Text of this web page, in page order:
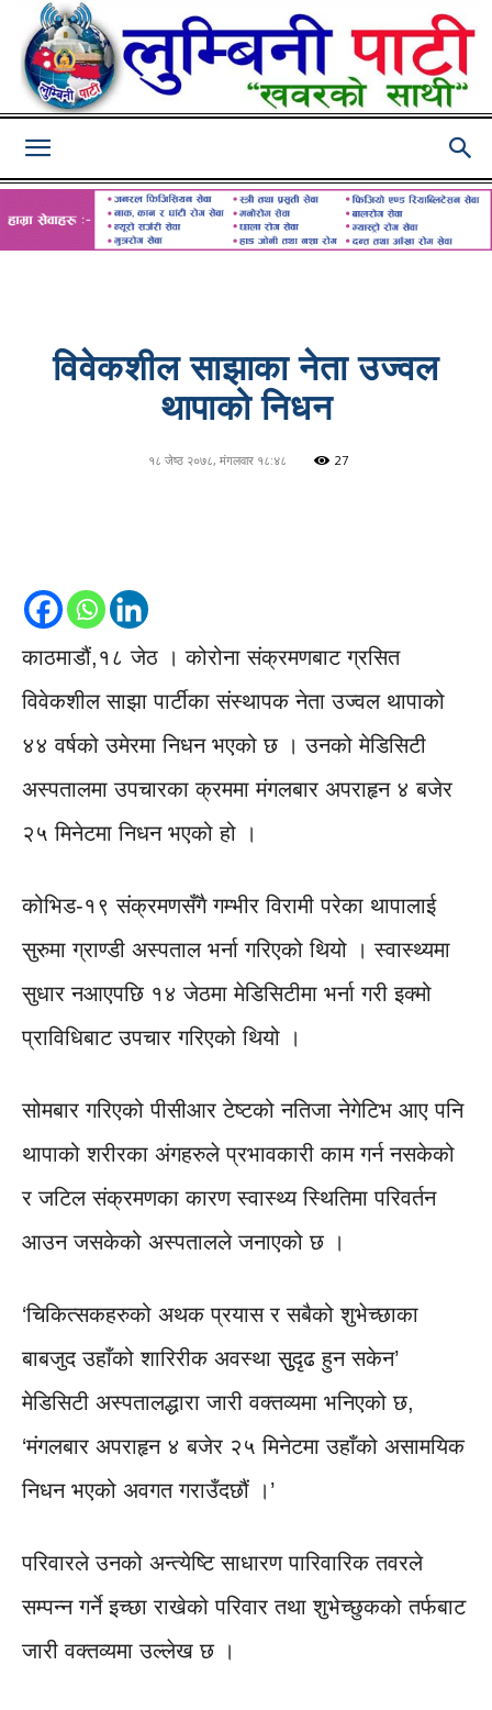
विवेकशील साझाका नेता उज्वल
थापाको निधन
१८ जेष्ठ २०७८, मंगलवार १८:४८ 27
काठमाडौं,१८ जेठ । कोरोना संक्रमणबाट ग्रसित
विवेकशील साझा पार्टीका संस्थापक नेता उज्वल थापाको
४४ वर्षको उमेरमा निधन भएको छ । उनको मेडिसिटी
अस्पतालमा उपचारका क्रममा मंगलबार अपराहृन ४ बजेर
२५ मिनेटमा निधन भएको हो ।
कोभिड-१९ संक्रमणसँगै गम्भीर विरामी परेका थापालाई
सुरुमा ग्राण्डी अस्पताल भर्ना गरिएको थियो । स्वास्थ्यमा
सुधार नआएपछि १४ जेठमा मेडिसिटीमा भर्ना गरी इक्मो
प्राविधिबाट उपचार गरिएको थियो ।
सोमबार गरिएको पीसीआर टेष्टको नतिजा नेगेटिभ आए पनि
थापाको शरीरका अंगहरुले प्रभावकारी काम गर्न नसकेको
र जटिल संक्रमणका कारण स्वास्थ्य स्थितिमा परिवर्तन
आउन जसकेको अस्पतालले जनाएको छ ।
‘चिकित्सकहरुको अथक प्रयास र सबैको शुभेच्छाका
बाबजुद उहाँको शारिरीक अवस्था सुुदृढ हुन सकेन’
मेडिसिटी अस्पतालद्धारा जारी वक्तव्यमा भनिएको छ,
‘मंगलबार अपराहृन ४ बजेर २५ मिनेटमा उहाँको असामयिक
निधन भएको अवगत गराउँदछौं ।’
परिवारले उनको अन्त्येष्टि साधारण पारिवारिक तवरले
सम्पन्न गर्ने इच्छा राखेको परिवार तथा शुभेच्छुकको तर्फबाट
जारी वक्तव्यमा उल्लेख छ ।